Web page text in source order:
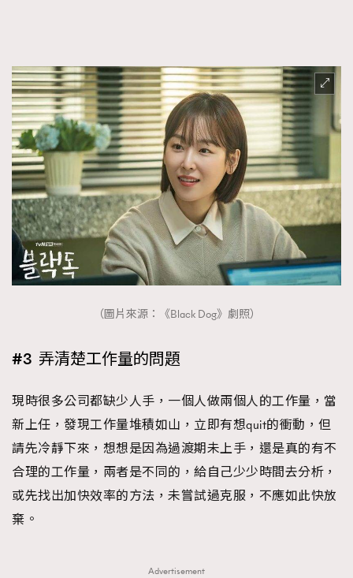
（圖片來源：《Black Dog》劇照）
#3 弄清楚工作量的問題
現時很多公司都缺少人手，一個人做兩個人的工作量，當
新上任，發現工作量堆積如山，立即有想quit的衝動，但
請先冷靜下來，想想是因為過渡期未上手，還是真的有不
合理的工作量，兩者是不同的，給自己少少時間去分析，
或先找出加快效率的方法，未嘗試過克服，不應如此快放
棄。
Advertisement